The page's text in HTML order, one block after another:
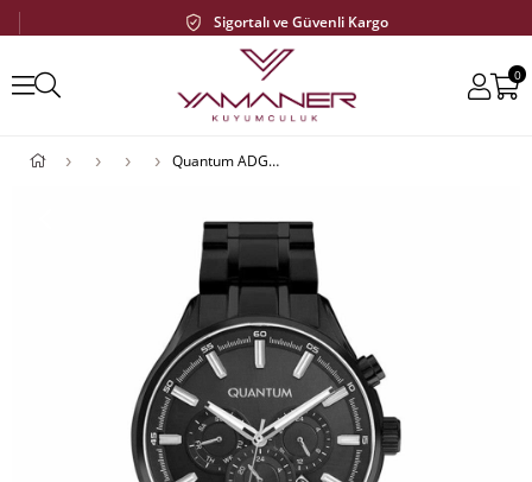
Sigortalı ve Güvenli Kargo
0
Quantum ADG938.650 Erkek Kol Saati